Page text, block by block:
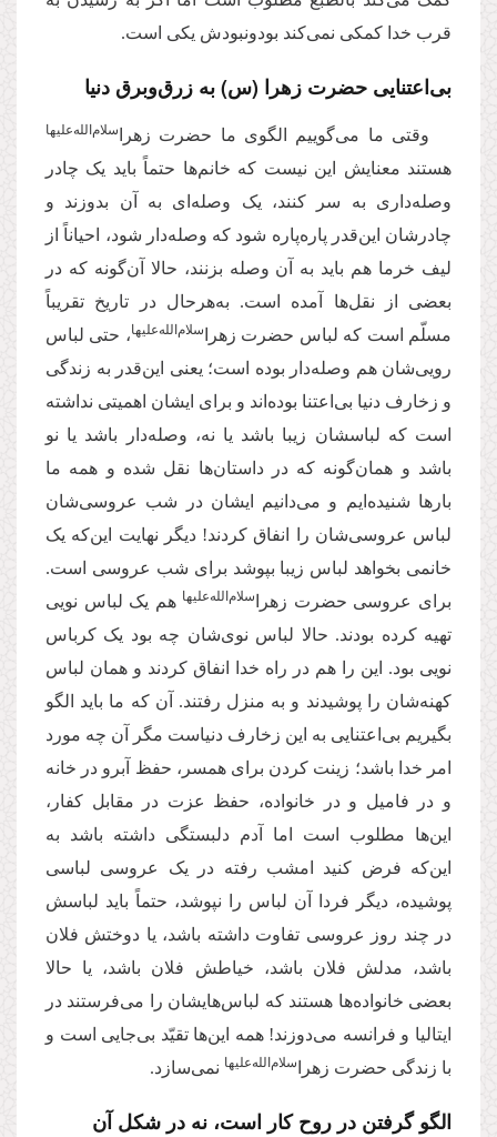
قرب خدا کمکی نمی‌کند بودونبودش یکی است.
بی‌اعتنایی حضرت زهرا (س) به زرق‌وبرق دنیا
وقتی ما می‌گوییم الگوی ما حضرت زهرا‌ سلام‌‌الله‌‌علیها
هستند معنایش این نیست که خانم‌ها حتماً باید یک چادر
وصله‌داری به سر کنند، یک وصله‌ای به آن بدوزند و
چادرشان این‌قدر پاره‌پاره شود که وصله‌دار شود، احیاناً از
لیف خرما هم باید به آن وصله بزنند، حالا آن‌گونه که در
بعضی از نقل‌ها آمده است. به‌هرحال در تاریخ تقریباً
مسلّم است که لباس حضرت زهرا
‌سلام‌‌الله‌‌علیها، حتی لباس
رویی‌شان هم وصله‌دار بوده است؛ یعنی این‌قدر به زندگی
و زخارف دنیا بی‌اعتنا بوده‌اند و برای ایشان اهمیتی نداشته
است که لباسشان زیبا باشد یا نه، وصله‌دار باشد یا نو
باشد و همان‌گونه که در داستان‌ها نقل شده و همه ما
بارها شنیده‌ایم و می‌دانیم ایشان در شب عروسی‌شان
لباس عروسی‌شان را انفاق کردند! دیگر نهایت این‌که یک
خانمی بخواهد لباس زیبا بپوشد برای شب عروسی است.
برای عروسی حضرت زهرا
‌سلام‌‌الله‌‌عليها هم یک لباس نویی
تهیه کرده بودند. حالا لباس نوی‌شان چه بود یک کرباس
نویی بود. این را هم در راه خدا انفاق کردند و همان لباس
کهنه‌شان را پوشیدند و به منزل رفتند. آن که ما باید الگو
بگیریم بی‌اعتنایی به این زخارف دنیاست مگر آن چه مورد
امر خدا باشد؛ زینت کردن برای همسر، حفظ آبرو در خانه
و در فامیل و در خانواده، حفظ عزت در مقابل کفار،
این‌ها مطلوب است اما آدم دلبستگی داشته باشد به
این‌که فرض کنید امشب رفته در یک عروسی لباسی
پوشیده، دیگر فردا آن لباس را نپوشد، حتماً باید لباسش
در چند روز عروسی تفاوت داشته باشد، یا دوختش فلان
باشد، مدلش فلان باشد، خیاطش فلان باشد، یا حالا
بعضی خانواده‌ها هستند که لباس‌هایشان را می‌فرستند در
ایتالیا و فرانسه می‌دوزند! همه این‌ها تقیّد بی‌جایی است و
با زندگی حضرت زهرا
‌سلام‌‌الله‌‌عليها نمی‌سازد.
الگو گرفتن در روح کار است، نه در شکل آن